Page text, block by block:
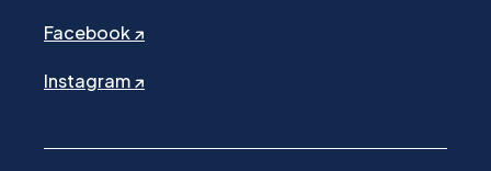
Facebook ↗
Instagram ↗